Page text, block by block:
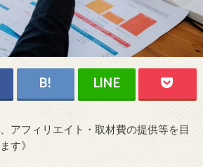
アフィリエイト・取材費の提供等を目
す》